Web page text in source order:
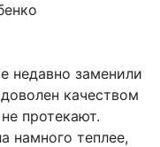
недавно заменили
качеством
протекают.
намного теплее,